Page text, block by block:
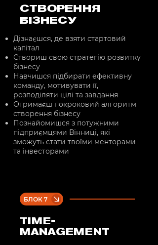
СТВОРЕННЯ
БІЗНЕСУ
Дізнаєшся, де взяти стартовий
капітал
Створиш свою стратегію розвитку
бізнесу
Навчишся підбирати ефективну
команду, мотивувати її,
розподіляти цілі та завдання
Отримаєш покроковий алгоритм
створення бізнесу
Познайомишся з потужними
підприємцями Вінниці, які
зможуть стати твоїми менторами
та інвесторами
БЛОК 7
TIME-
MANAGЕMENT